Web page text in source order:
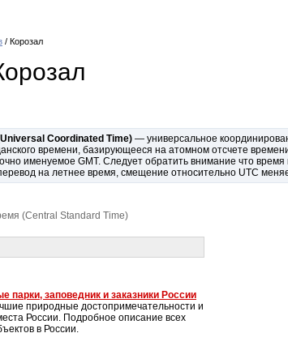
/ Корозал
Coordinated Time) — универсальное
времени, базирующееся на атомном отсчете
именуемое GMT. Следует обратить внимание что
на летнее время, смещение относительно UTC
(Central Standard Time)
парки, заповедник и заказники России
природные достопримечательности и
России. Подробное описание всех
в России.